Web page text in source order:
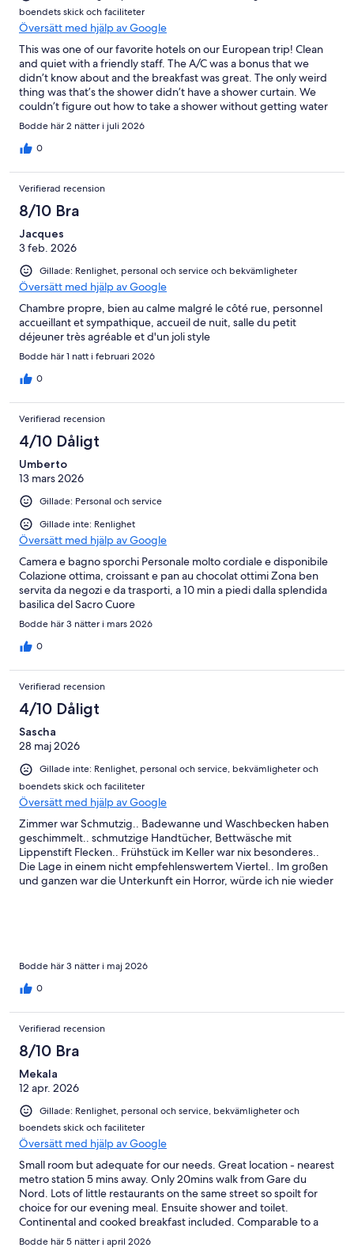
boendets skick och faciliteter
Översätt med hjälp av Google
This was one of our favorite hotels on our European trip! Clean
and quiet with a friendly staff. The A/C was a bonus that we
didn’t know about and the breakfast was great. The only weird
thing was that’s the shower didn’t have a shower curtain. We
couldn’t figure out how to take a shower without getting water
on the floor.
Bodde här 2 nätter i juli 2026
0
Verifierad recension
8/10 Bra
Jacques
3 feb. 2026
Gillade: Renlighet, personal och service och bekvämligheter
Översätt med hjälp av Google
Chambre propre, bien au calme malgré le côté rue, personnel
accueillant et sympathique, accueil de nuit, salle du petit
déjeuner très agréable et d'un joli style
Bodde här 1 natt i februari 2026
0
Verifierad recension
4/10 Dåligt
Umberto
13 mars 2026
Gillade: Personal och service
Gillade inte: Renlighet
Översätt med hjälp av Google
Camera e bagno sporchi Personale molto cordiale e disponibile
Colazione ottima, croissant e pan au chocolat ottimi Zona ben
servita da negozi e da trasporti, a 10 min a piedi dalla splendida
basilica del Sacro Cuore
Bodde här 3 nätter i mars 2026
0
Verifierad recension
4/10 Dåligt
Sascha
28 maj 2026
Gillade inte: Renlighet, personal och service, bekvämligheter och
boendets skick och faciliteter
Översätt med hjälp av Google
Zimmer war Schmutzig.. Badewanne und Waschbecken haben
geschimmelt.. schmutzige Handtücher, Bettwäsche mit
Lippenstift Flecken.. Frühstück im Keller war nix besonderes..
Die Lage in einem nicht empfehlenswertem Viertel.. Im großen
und ganzen war die Unterkunft ein Horror, würde ich nie wieder
Bodde här 3 nätter i maj 2026
0
Verifierad recension
8/10 Bra
Mekala
12 apr. 2026
Gillade: Renlighet, personal och service, bekvämligheter och
boendets skick och faciliteter
Översätt med hjälp av Google
Small room but adequate for our needs. Great location - nearest
metro station 5 mins away. Only 20mins walk from Gare du
Nord. Lots of little restaurants on the same street so spoilt for
choice for our evening meal. Ensuite shower and toilet.
Continental and cooked breakfast included. Comparable to a
3star bed and breakfast in London.
Bodde här 5 nätter i april 2026